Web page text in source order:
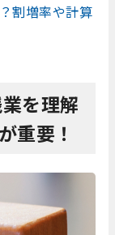
割増率や計算
を理解
重要！